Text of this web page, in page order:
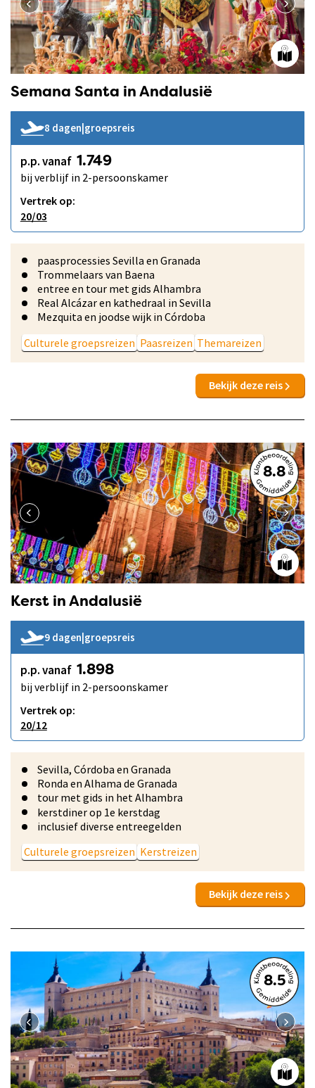
Semana Santa in Andalusië
8 dagen groepsreis
p.p. vanaf 1.749
bij verblijf in 2-persoonskamer
Vertrek op:
20/03
paasprocessies Sevilla en Granada
Trommelaars van Baena
entree en tour met gids Alhambra
Real Alcázar en kathedraal in Sevilla
Mezquita en joodse wijk in Córdoba
Culturele groepsreizen Paasreizen Themareizen
Bekijk deze reis
8.8
Kerst in Andalusië
9 dagen|groepsreis
p.p. vanaf 1.898
bij verblijf in 2-persoonskamer
Vertrek op:
20/12
Sevilla, Córdoba en Granada
Ronda en Alhama de Granada
tour met gids in het Alhambra
kerstdiner op 1e kerstdag
inclusief diverse entreegelden
Culturele groepsreizen Kerstreizen
Bekijk deze reis
8.5